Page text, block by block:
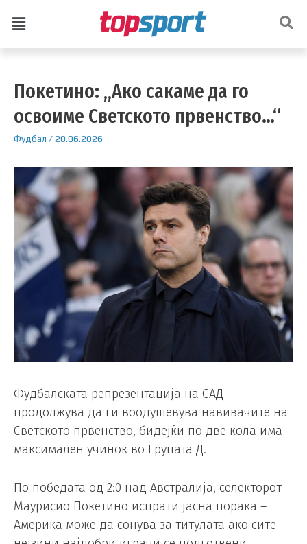
Покетино: „Ако сакаме да го
освоиме Светското првенство…“
Фудбал /20.06.2026
Фудбалската репрезентација на САД
продолжува да ги воодушевува навивачите на
Светското првенство, бидејќи по две кола има
максимален учинок во Групата Д.
По победата од 2:0 над Австралија, селекторот
Маурисио Покетино испрати јасна порака –
Америка може да сонува за титулата ако сите